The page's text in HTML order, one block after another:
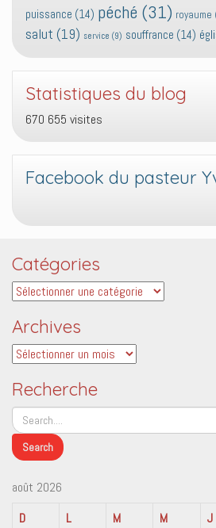
puissance (14) péché (31) royaume
salut (19) service (9) souffrance (14)
Statistiques du blog
670 655 visites
Facebook du pasteur
Catégories
Catégories
Archives
Archives
Recherche
août 2026
D
L M M J